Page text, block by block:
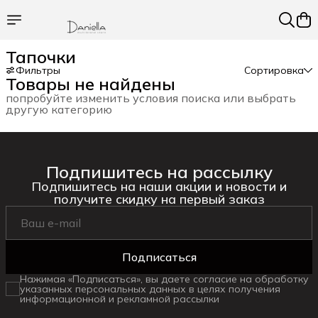
Тапочки
Фильтры Сортировка
Товары не найдены
попробуйте изменить условия поиска или выбрать
другую категорию
Подпишитесь на рассылку
Подпишитесь на наши акции и новости и
получите скидку на первый заказ
Подписаться
Нажимая «Подписаться», вы даете согласие на обработку
указанных персональных данных в целях получения
информационной и рекламной рассылки